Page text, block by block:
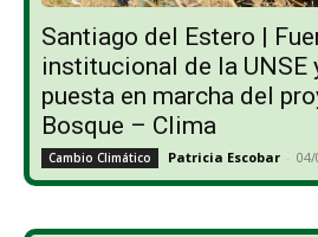
Santiago del Estero |
institucional de la UNSE
puesta en marcha del
Bosque – Clima
Cambio Climático Patricia Escobar - 04/